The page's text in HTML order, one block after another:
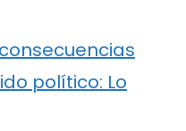
político: Lo